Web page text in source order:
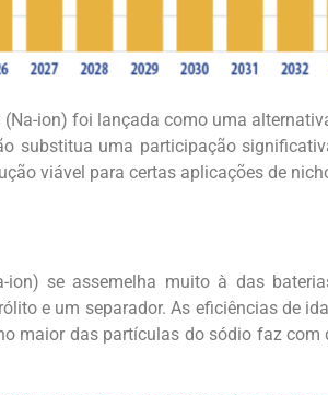
ion) foi lançada como uma
substitua uma participação
viável para certas aplicações de
se assemelha muito à das
e um separador. As eficiências de
maior das partículas do sódio faz com